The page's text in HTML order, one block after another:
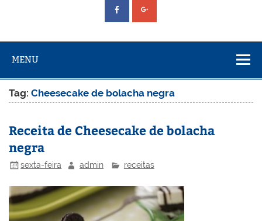
MENU
Tag:Cheesecake de bolacha negra
Receita de Cheesecake de bolacha
negra
sexta-feira admin receitas